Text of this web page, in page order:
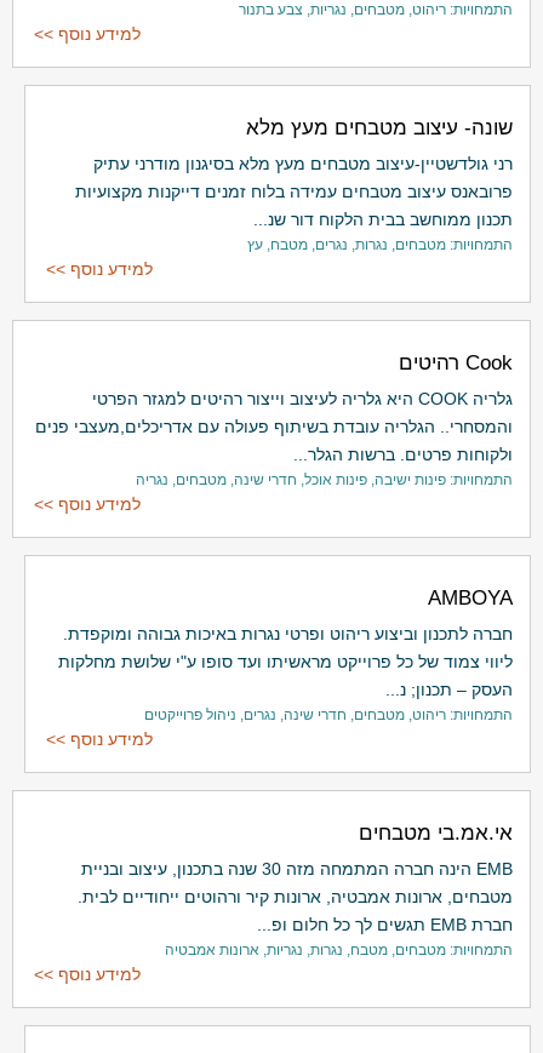
התמחויות: ריהוט, מטבחים, נגריות, צבע בתנור
למידע נוסף >>
שונה- עיצוב מטבחים מעץ מלא
רני גולדשטיין-עיצוב מטבחים מעץ מלא בסיגנון מודרני עתיק
פרובאנס עיצוב מטבחים עמידה בלוח זמנים דייקנות מקצועיות
תכנון ממוחשב בבית הלקוח דור שנ...
התמחויות: מטבחים, נגרות, נגרים, מטבח, עץ
למידע נוסף >>
Cook רהיטים
גלריה COOK היא גלריה לעיצוב וייצור רהיטים למגזר הפרטי
והמסחרי.. הגלריה עובדת בשיתוף פעולה עם אדריכלים,מעצבי פנים
ולקוחות פרטים. ברשות הגלר...
התמחויות: פינות ישיבה, פינות אוכל, חדרי שינה, מטבחים, נגריה
למידע נוסף >>
AMBOYA
חברה לתכנון וביצוע ריהוט ופרטי נגרות באיכות גבוהה ומוקפדת.
ליווי צמוד של כל פרוייקט מראשיתו ועד סופו ע"י שלושת מחלקות
העסק – תכנון; נ...
התמחויות: ריהוט, מטבחים, חדרי שינה, נגרים, ניהול פרוייקטים
למידע נוסף >>
אי.אמ.בי מטבחים
EMB הינה חברה המתמחה מזה 30 שנה בתכנון, עיצוב ובניית
מטבחים, ארונות אמבטיה, ארונות קיר ורהוטים ייחודיים לבית.
חברת EMB תגשים לך כל חלום ופ...
התמחויות: מטבחים, מטבח, נגרות, נגריות, ארונות אמבטיה
למידע נוסף >>